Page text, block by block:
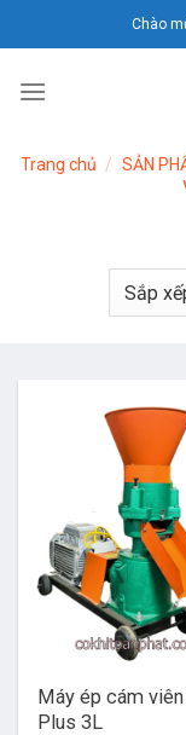
đến
dung
Chào
Trang chủ / SẢN
Máy ép cám
Plus 3L